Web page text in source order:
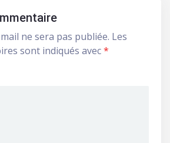
ne sera pas publiée. Les
sont indiqués avec*